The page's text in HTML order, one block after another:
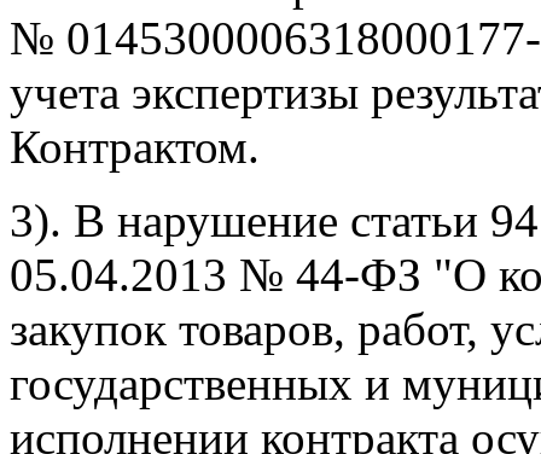
№
учета экспертизы
Контрактом.
3). В нарушение статьи
05.04.2013 № 44-ФЗ "О
закупок товаров, работ,
государственных и
исполнении контракта